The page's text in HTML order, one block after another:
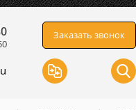
Заказать звонок